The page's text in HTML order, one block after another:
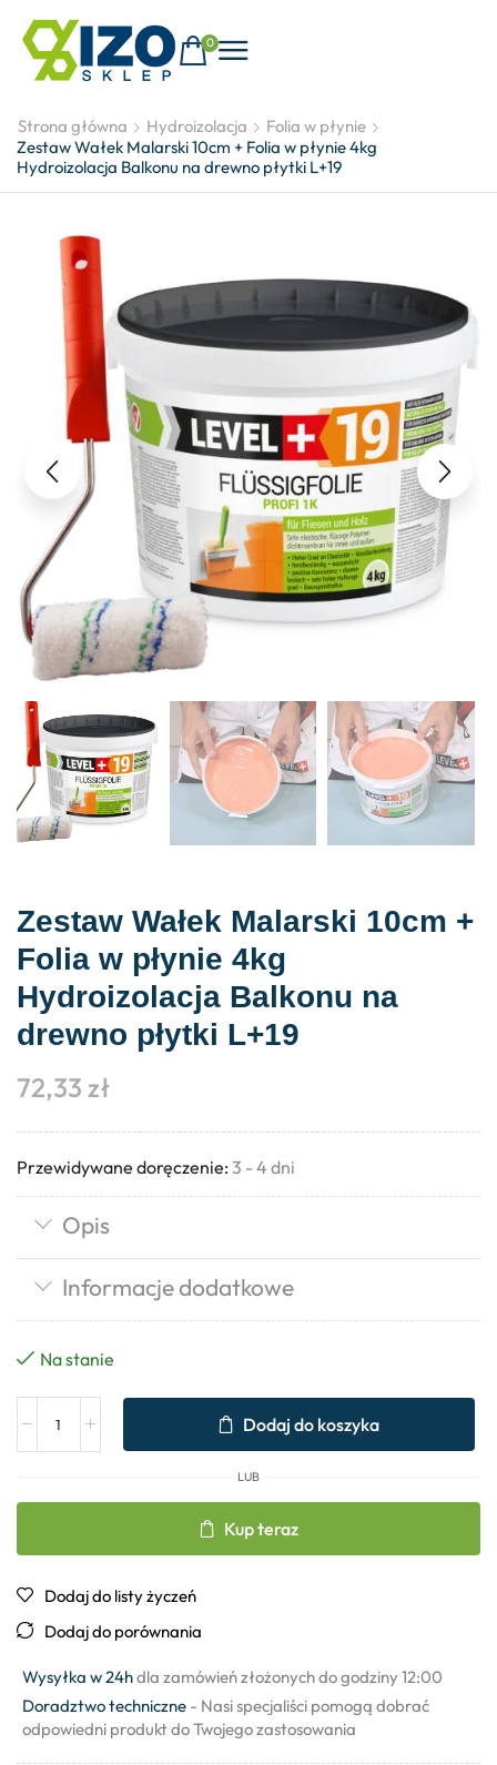
0
Strona główna Hydroizolacja
Folia w płynie
Zestaw Wałek Malarski 10cm + Folia w płynie 4kg
Hydroizolacja Balkonu na drewno płytki L+19
Zestaw Wałek Malarski 10cm +
Folia w płynie 4kg
Hydroizolacja Balkonu na
drewno płytki L+19
72,33 zł
Przewidywane doręczenie: 3 - 4 dni
Opis
Informacje dodatkowe
Na stanie
Dodaj do koszyka
LUB
Kup teraz
Dodaj do listy życzeń
Dodaj do porównania
Wysyłka w 24hdla zamówień złożonych do godziny 12:00
Doradztwo techniczne - Nasi specjaliści pomogą dobrać
odpowiedni produkt do Twojego zastosowania